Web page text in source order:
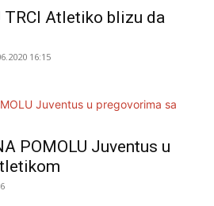
TRCI Atletiko blizu da
16:15
POMOLU Juventus u